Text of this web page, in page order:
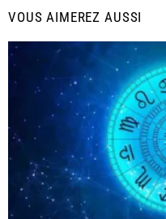
VOUS AIMEREZ AUSSI